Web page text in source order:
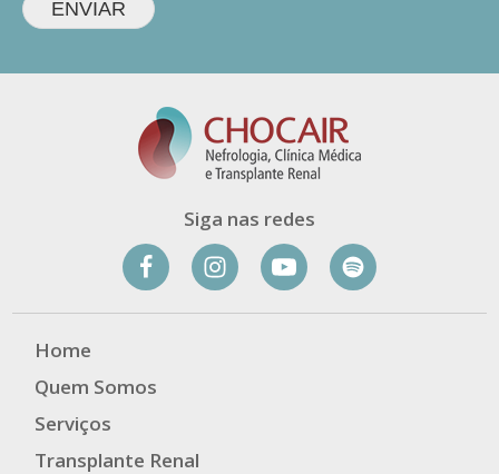
ENVIAR
Siga nas redes
Home
Quem Somos
Serviços
Transplante Renal